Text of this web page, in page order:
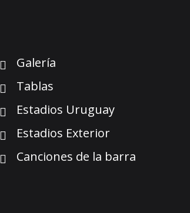
Galería
Tablas
Estadios Uruguay
Estadios Exterior
Canciones de la barra